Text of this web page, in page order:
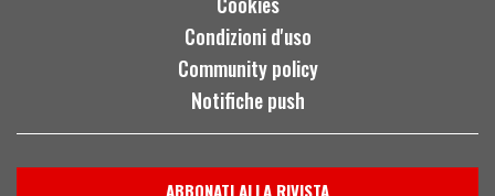
Condizioni d'uso
Community policy
Notifiche push
ABBONATI ALLA RIVISTA